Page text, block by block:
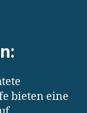
bieten eine